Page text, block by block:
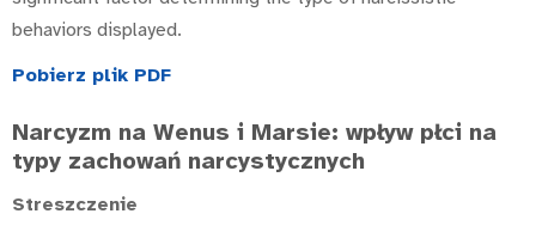
behaviors displayed.
Pobierz plik PDF
Narcyzm na Wenus i Marsie: wpływ płci na
typy zachowań narcystycznych
Streszczenie